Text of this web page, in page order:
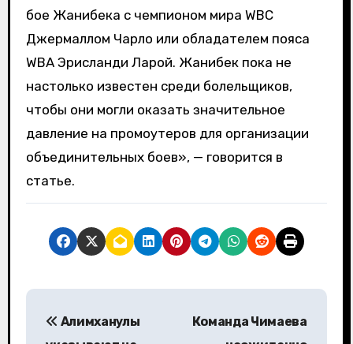
бое Жанибека с чемпионом мира WBC
Джермаллом Чарло или обладателем пояса
WBA Эрисланди Ларой. Жанибек пока не
настолько известен среди болельщиков,
чтобы они могли оказать значительное
давление на промоутеров для организации
объединительных боев», — говорится в
статье.
Н
Алимханулы
Команда Чимаева